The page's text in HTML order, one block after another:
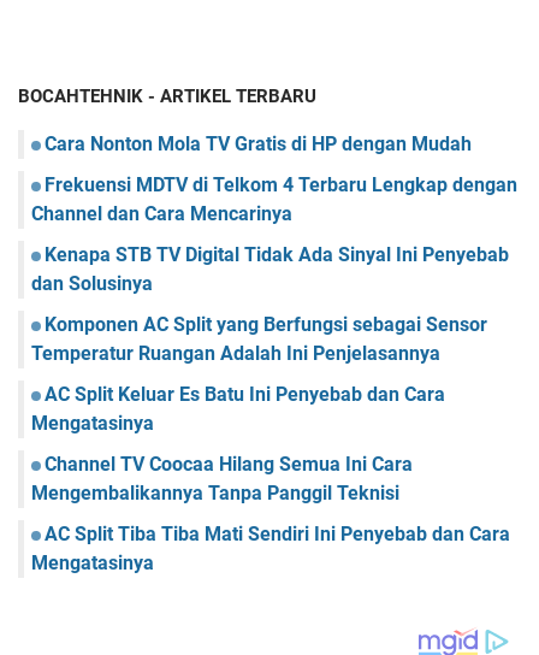
BOCAHTEHNIK - ARTIKEL TERBARU
Cara Nonton Mola TV Gratis di HP dengan Mudah
Frekuensi MDTV di Telkom 4 Terbaru Lengkap dengan
Channel dan Cara Mencarinya
Kenapa STB TV Digital Tidak Ada Sinyal Ini Penyebab
dan Solusinya
Komponen AC Split yang Berfungsi sebagai Sensor
Temperatur Ruangan Adalah Ini Penjelasannya
AC Split Keluar Es Batu Ini Penyebab dan Cara
Mengatasinya
Channel TV Coocaa Hilang Semua Ini Cara
Mengembalikannya Tanpa Panggil Teknisi
AC Split Tiba Tiba Mati Sendiri Ini Penyebab dan Cara
Mengatasinya